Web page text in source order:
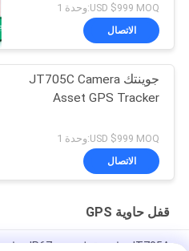
USD $999 MOQ:وحدة 1
الاتصال
جوينتك JT705C Camera
Asset GPS Tracker
USD $999 MOQ:وحدة 1
الاتصال
قفل حاوية GPS